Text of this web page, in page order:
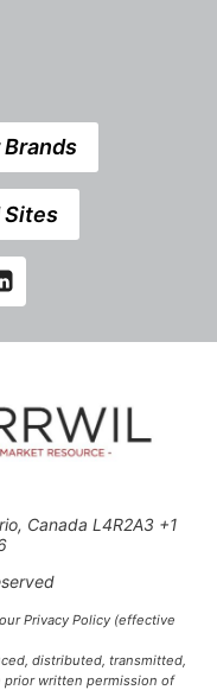
Sites
Canada L4R2A3 +1
Privacy Policy (effective
distributed, transmitted,
written permission of